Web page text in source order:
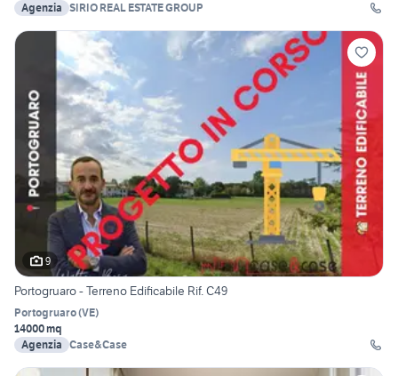
Agenzia SIRIO REAL ESTATE GROUP
9
Portogruaro - Terreno Edificabile Rif. C49
Portogruaro(VE)
14000 mq
Agenzia Case&Case